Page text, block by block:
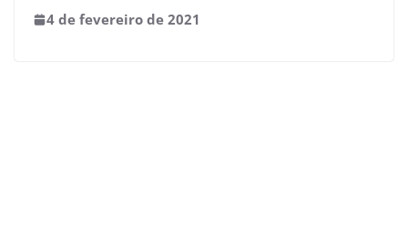
4 de fevereiro de 2021